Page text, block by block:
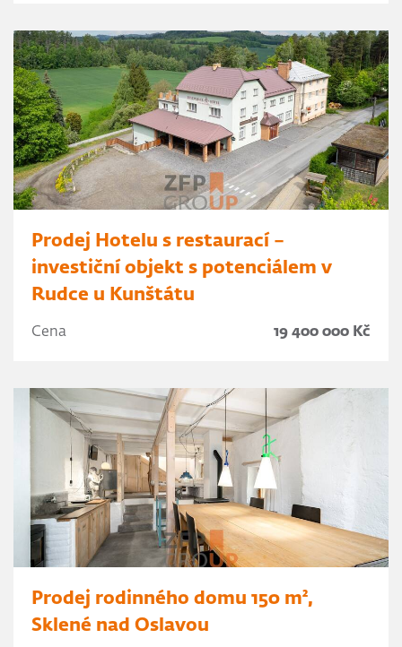
Prodej Hotelu s restaurací –
investiční objekt s potenciálem v
Rudce u Kunštátu
Cena 19 400 000 Kč
Prodej rodinného domu 150 m²,
Sklené nad Oslavou